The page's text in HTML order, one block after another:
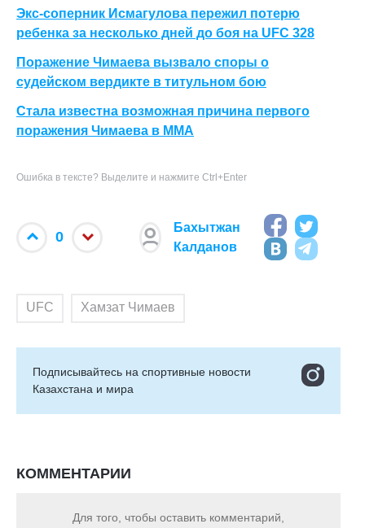
Экс-соперник Исмагулова пережил потерю
ребенка за несколько дней до боя на UFC 328
Поражение Чимаева вызвало споры о
судейском вердикте в титульном бою
Стала известна возможная причина первого
поражения Чимаева в ММА
Ошибка в тексте? Выделите и нажмите Ctrl+Enter
0
Бахытжан
Калданов
UFC Хамзат Чимаев
Подписывайтесь на cпортивные новости
Казахстана и мира
КОММЕНТАРИИ
Для того, чтобы оставить комментарий,